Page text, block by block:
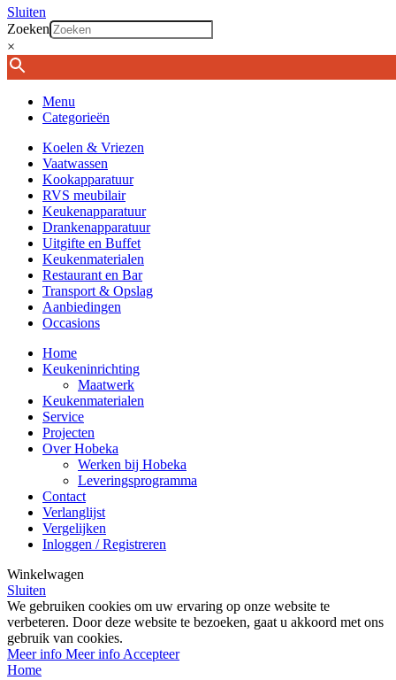
Sluiten
Zoeken
×
Menu
Categorieën
Koelen & Vriezen
Vaatwassen
Kookapparatuur
RVS meubilair
Keukenapparatuur
Drankenapparatuur
Uitgifte en Buffet
Keukenmaterialen
Restaurant en Bar
Transport & Opslag
Aanbiedingen
Occasions
Home
Keukeninrichting
Maatwerk
Keukenmaterialen
Service
Projecten
Over Hobeka
Werken bij Hobeka
Leveringsprogramma
Contact
Verlanglijst
Vergelijken
Inloggen / Registreren
Winkelwagen
Sluiten
We gebruiken cookies om uw ervaring op onze website te
verbeteren. Door deze website te bezoeken, gaat u akkoord met ons
gebruik van cookies.
Meer info Meer info Accepteer
Home